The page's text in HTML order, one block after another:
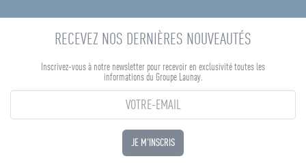
RECEVEZ NOS DERNIÈRES NOUVEAUTÉS
Inscrivez-vous à notre newsletter pour recevoir en exclusivité toutes les
informations du Groupe Launay.
JE M'INSCRIS